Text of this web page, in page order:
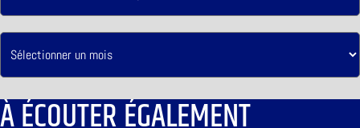
À ÉCOUTER ÉGALEMENT